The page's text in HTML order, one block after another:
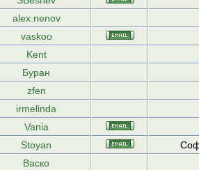
alex.nenov
vaskoo
Kent
Буран
zfen
irmelinda
Vania
Stoyan
Васко